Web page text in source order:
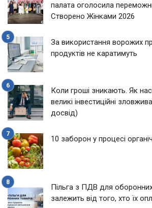
палата оголосила
Створено Жінками 2026
За використання ворожих
продуктів не каратимуть
Коли гроші зникають. Як
великі інвестиційні
досвід)
10 заборон у процесі
Пільга з ПДВ для
залежить від того, хто їх